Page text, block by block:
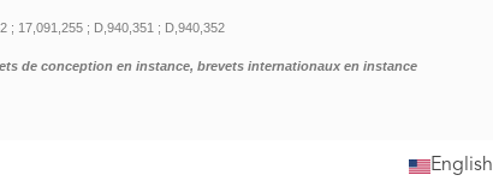
; 17,091,255 ; D,940,351 ; D,940,352
de conception en instance, brevets internationaux en instance
English